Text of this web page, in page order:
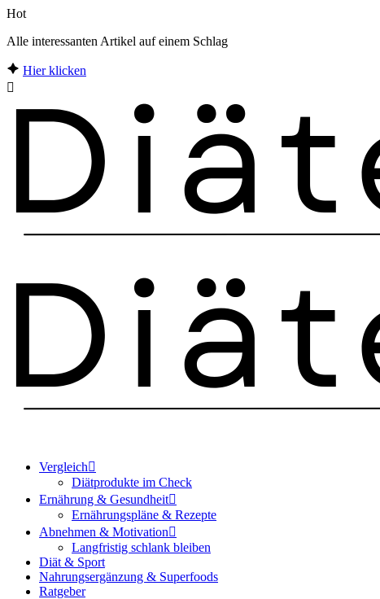
Hot
Alle interessanten Artikel auf einem Schlag
Hier klicken
Vergleich
Diätprodukte im Check
Ernährung & Gesundheit
Ernährungspläne & Rezepte
Abnehmen & Motivation
Langfristig schlank bleiben
Diät & Sport
Nahrungsergänzung & Superfoods
Ratgeber